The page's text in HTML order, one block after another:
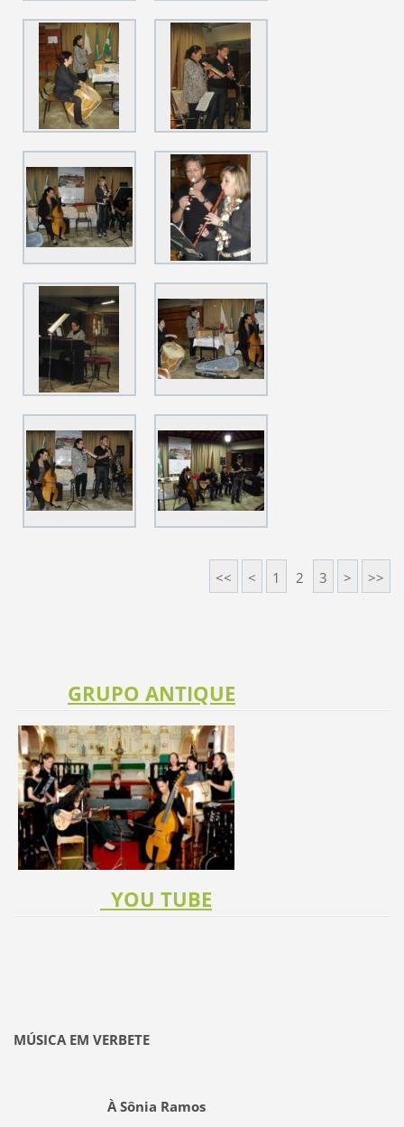
<< < 1 2 3 > >>
GRUPO ANTIQUE
YOU TUBE
MÚSICA EM VERBETE
À Sônia Ramos